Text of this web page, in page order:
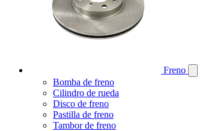
Freno
Bomba de freno
Cilindro de rueda
Disco de freno
Pastilla de freno
Tambor de freno